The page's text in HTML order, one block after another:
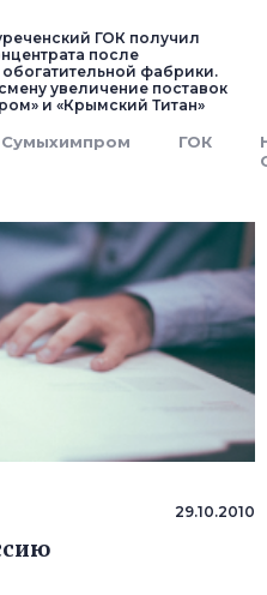
ГОК получил
после
обогатительной фабрики.
увеличение поставок
и «Крымский Титан»
Сумыхимпром ГОК
29.10.2010